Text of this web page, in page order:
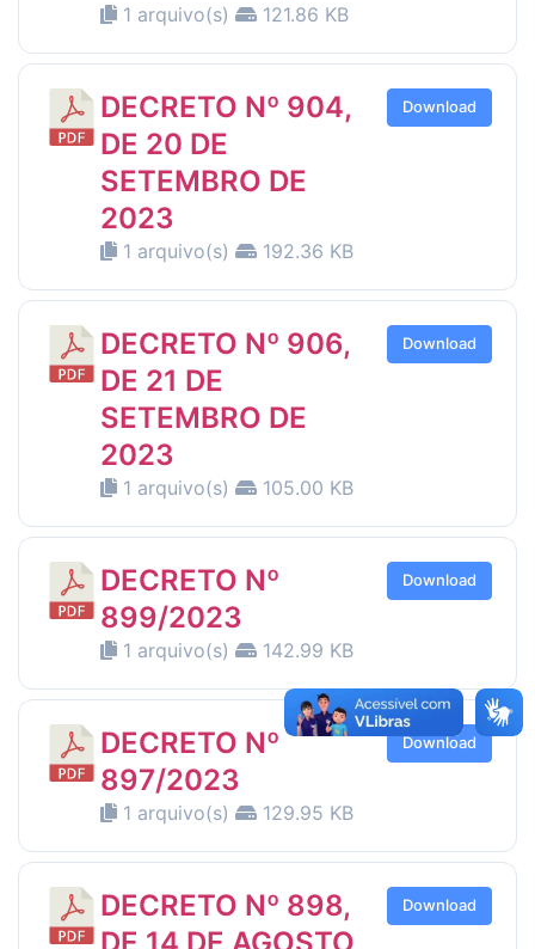
1 arquivo(s) 121.86 KB
DECRETO Nº 904,
DE 20 DE
SETEMBRO DE
2023
1 arquivo(s) 192.36 KB
Download
DECRETO Nº 906,
DE 21 DE
SETEMBRO DE
2023
1 arquivo(s) 105.00 KB
Download
DECRETO Nº
899/2023
1 arquivo(s) 142.99 KB
Download
DECRETO Nº
897/2023
1 arquivo(s) 129.95 KB
Download
DECRETO Nº 898,
DE 14 DE AGOSTO
Download